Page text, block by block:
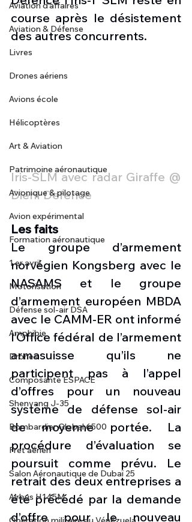
Aviation d'affaires
Aviation & Défense
Livres
Drones aériens
Avions école
Hélicoptères
Art & Aviation
Patrimoine aéronautique
Avionique & pilotage
Avion expérimental
Formation aéronautique
1 er avril
Motorisation
Défense sol-air DSA
Amphibie
Drones
Composante ESPACE
Shenyang J-35
Bombardier Global 6500
Fret aérien
Salon Aéronautique de Dubaï 25
Airbus H145M
course après le désistement
des autres concurrents.
Iris-SLM avec radar Giraffe @
Diehl Defence
Les faits
Le groupe d’armement
norvégien Kongsberg avec le
NASAMS et le groupe
d’armement européen MBDA
avec le CAMM-ER ont informé
l’Office fédéral de l’armement
armasuisse qu’ils ne
participent pas à l’appel
d’offres pour un nouveau
système de défense sol-air
de moyenne portée. La
procédure d’évaluation se
poursuit comme prévu.
Le
retrait des deux entreprises a
été précédé par la demande
d’offre pour le nouveau